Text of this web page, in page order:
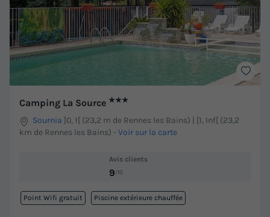
Camping La Source ★★★
Sournia ]0, 1[ (23,2 m de Rennes les Bains) | [1, Inf[ (23,2
km de Rennes les Bains) - Voir sur la carte
Avis clients
9/10
Point Wifi gratuit Piscine extérieure chauffée